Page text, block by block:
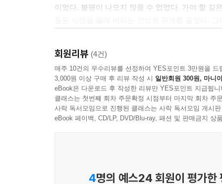
이었다. 불평이 나오지 않을 수 없었다. 가야 할 길
도착할 무렵에는 식량이 떨어져 굶주리게 되었다.
--- pp.87~88
문제의 국서는 영양왕에 대한 또 한 차례의 협박으
“왕은 요수(遼水:요하)의 강폭이 장강과 어떠하며
무시이자 협박이었다. 건무는 국서를 읽는 동안
회원리뷰 (4건)
매주 10건의 우수리뷰를 선정하여 YES포인트 3만원을 드
3,000원 이상 구매 후 리뷰 작성 시 일반회원 300원, 마니
eBook은 다운로드 후 작성한 리뷰만 YES포인트 지급됩니
클래스는 첫번째 회차 주문확정 시점부터 마지막 회차 주
사락 독서모임으로 진행된 클래스는 사락 독서모임 게시
eBook 페이백, CD/LP, DVD/Blu-ray, 패션 및 판매금지 상
4명의 예스24 회원이 평가한